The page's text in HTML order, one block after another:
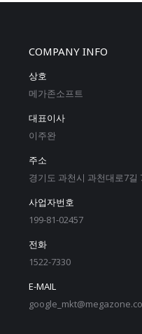
COMPANY INFO
상호
메가존소프트
대표이사
이주완
주소
경기도 과천시 과천대로7길
사업자번호
199-81-02457
전화
1522-7330
E-MAIL